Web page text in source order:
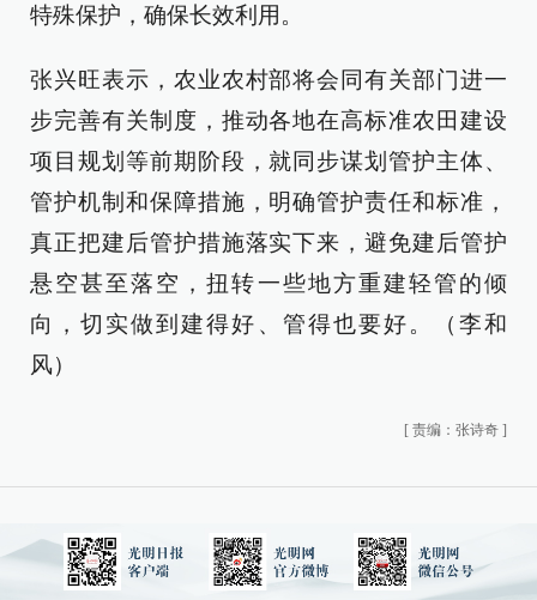
特殊保护，确保长效利用。
张兴旺表示，农业农村部将会同有关部门进一
步完善有关制度，推动各地在高标准农田建设
项目规划等前期阶段，就同步谋划管护主体、
管护机制和保障措施，明确管护责任和标准，
真正把建后管护措施落实下来，避免建后管护
悬空甚至落空，扭转一些地方重建轻管的倾
向，切实做到建得好、管得也要好。（李和
风）
[ 责编：张诗奇 ]